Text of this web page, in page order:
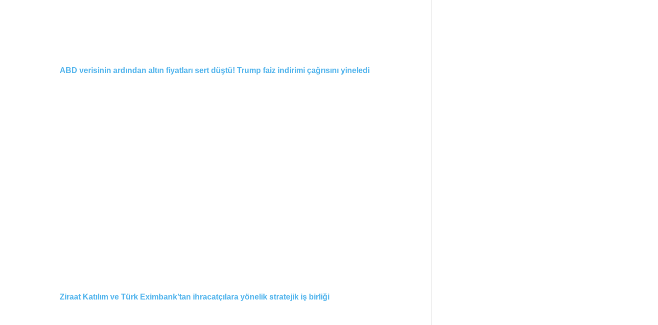
ABD verisinin ardından altın fiyatları sert düştü! Trump faiz indirimi çağrısını yineledi
Ziraat Katılım ve Türk Eximbank’tan ihracatçılara yönelik stratejik iş birliği